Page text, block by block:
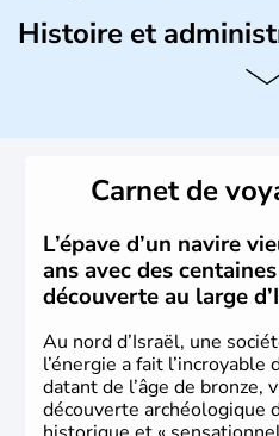
Histoire et
L'Israël est un état de la
vrai essor économique
Carnet de
L’épave d’un navire
ans avec des
découverte au large
Au nord d’Israël, une
l’énergie a fait l’incroyable
datant de l’âge de bronze,
découverte archéologique